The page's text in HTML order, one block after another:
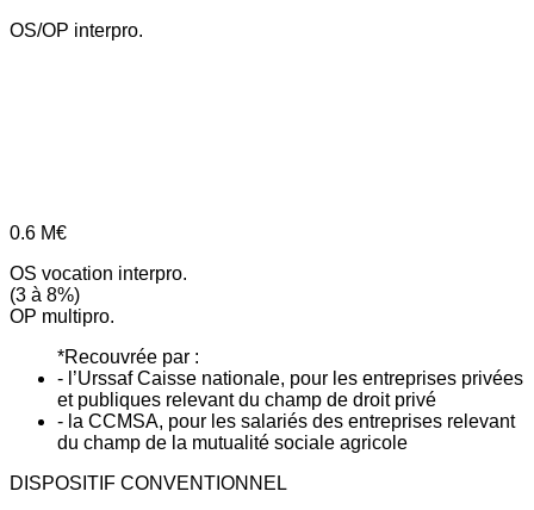
OS/OP interpro.
0.6 M€
OS vocation interpro.
(3 à 8%)
OP multipro.
*Recouvrée par :
- l’Urssaf Caisse nationale, pour les entreprises privées
et publiques relevant du champ de droit privé
- la CCMSA, pour les salariés des entreprises relevant
du champ de la mutualité sociale agricole
DISPOSITIF CONVENTIONNEL